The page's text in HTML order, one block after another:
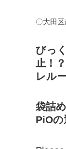
〇大田
びっ
止！
レル
袋詰
PiOの